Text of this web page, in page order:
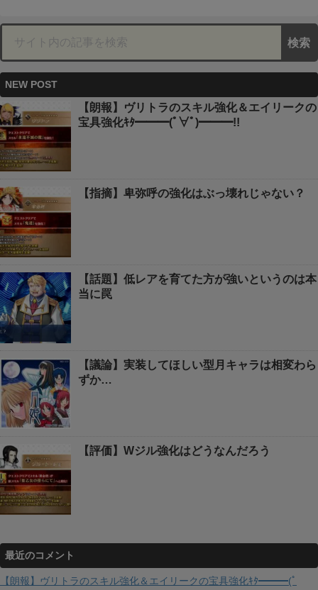
NEW POST
【朗報】ヴリトラのスキル強化＆エイリークの
宝具強化ｷﾀ━━━(ﾟ∀ﾟ)━━━!!
【指摘】卑弥呼の強化はぶっ壊れじゃない？
【話題】低レアを育てた方が強いというのは本
当に罠
【議論】実装してほしい型月キャラは相変わら
ずか…
【評価】Wジル強化はどうなんだろう
最近のコメント
【朗報】ヴリトラのスキル強化＆エイリークの宝具強化ｷﾀ━━━(ﾟ